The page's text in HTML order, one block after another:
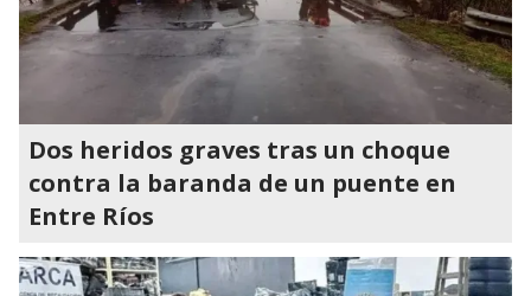
Dos heridos graves tras un choque
contra la baranda de un puente en
Entre Ríos